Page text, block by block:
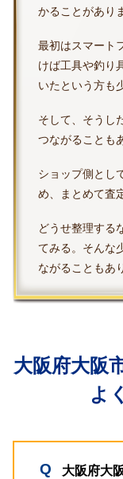
かることがあり
最初はスマート
けば工具や釣り
いたという方も
そして、そうし
つながることも
ショップ側とし
め、まとめて査
どうせ整理する
てみる。そんな
ながることもあ
大阪府大阪
よ
大阪府大